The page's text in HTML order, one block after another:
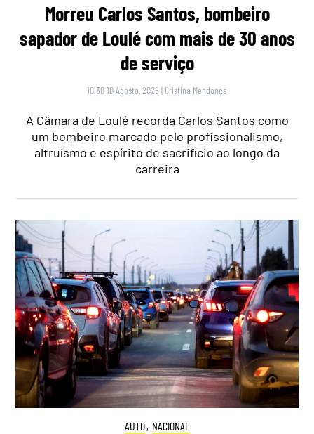
Morreu Carlos Santos, bombeiro
sapador de Loulé com mais de 30 anos
de serviço
10:30 10 Agosto, 2026 | Cristina Mendonça
A Câmara de Loulé recorda Carlos Santos como
um bombeiro marcado pelo profissionalismo,
altruísmo e espírito de sacrifício ao longo da
carreira
AUTO, NACIONAL